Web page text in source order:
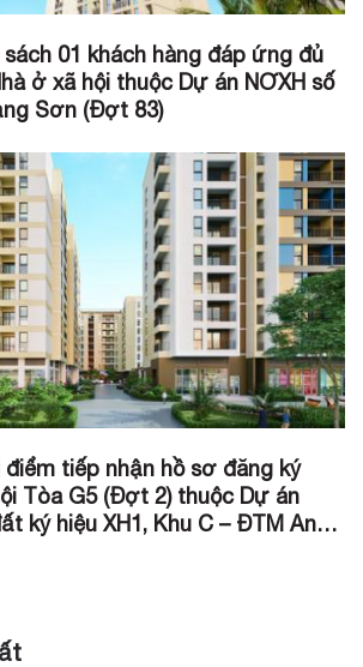
01 khách hàng đáp ứng đủ
ở xã hội thuộc Dự án NƠXH số
Sơn (Đợt 83)
tiếp nhận hồ sơ đăng ký
Tòa G5 (Đợt 2) thuộc Dự án
ký hiệu XH1, Khu C – ĐTM An